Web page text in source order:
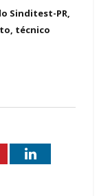
Sinditest-PR,
técnico
LinkedIn